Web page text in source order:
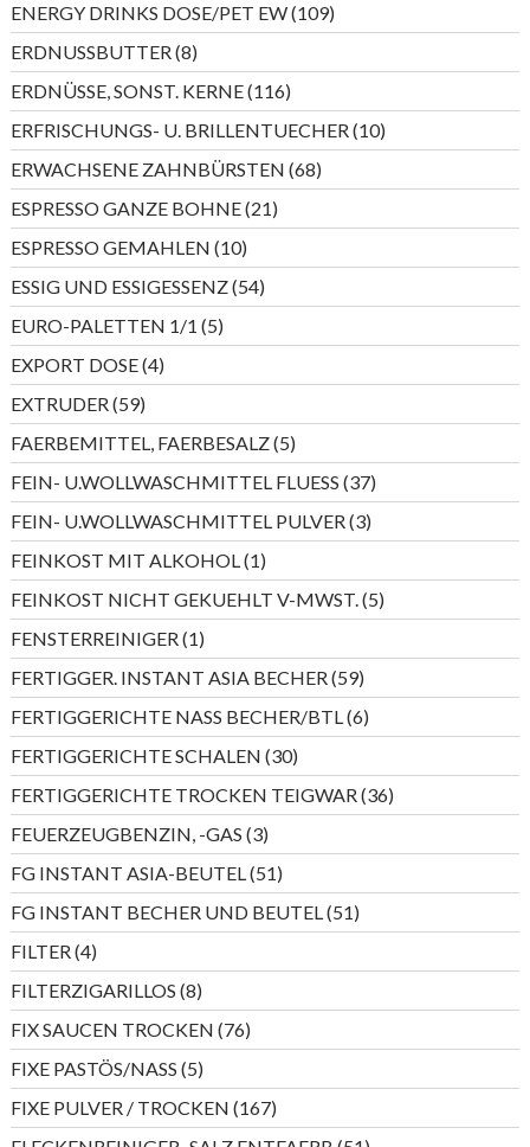
ENERGY DRINKS DOSE/PET EW 109109
Produkte
ERDNUSSBUTTER 88
Produkte
ERDNÜSSE, SONST. KERNE 116116
Produkte
ERFRISCHUNGS- U. BRILLENTUECHER 1010
Produkte
ERWACHSENE ZAHNBÜRSTEN 6868
Produkte
ESPRESSO GANZE BOHNE 2121
Produkte
ESPRESSO GEMAHLEN 1010
Produkte
ESSIG UND ESSIGESSENZ 5454
Produkte
EURO-PALETTEN 1/1 55
Produkte
EXPORT DOSE 44
Produkte
EXTRUDER 5959
Produkte
FAERBEMITTEL, FAERBESALZ 55
Produkte
FEIN- U.WOLLWASCHMITTEL FLUESS 3737
Produkte
FEIN- U.WOLLWASCHMITTEL PULVER 33
Produkte
FEINKOST MIT ALKOHOL 11
Produkt
FEINKOST NICHT GEKUEHLT V-MWST. 55
Produkte
FENSTERREINIGER 11
Produkt
FERTIGGER. INSTANT ASIA BECHER 5959
Produkte
FERTIGGERICHTE NASS BECHER/BTL 66
Produkte
FERTIGGERICHTE SCHALEN 3030
Produkte
FERTIGGERICHTE TROCKEN TEIGWAR 3636
Produkte
FEUERZEUGBENZIN, -GAS 33
Produkte
FG INSTANT ASIA-BEUTEL 5151
Produkte
FG INSTANT BECHER UND BEUTEL 5151
Produkte
FILTER 44
Produkte
FILTERZIGARILLOS 88
Produkte
FIX SAUCEN TROCKEN 7676
Produkte
FIXE PASTÖS/NASS 55
Produkte
FIXE PULVER / TROCKEN 167167
Produkte